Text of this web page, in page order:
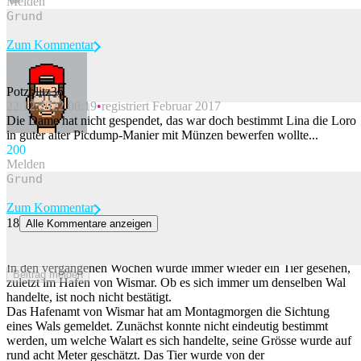
Beitrag melden
Zum Kommentar
Potzblitz36
22.12.2022 08:19 registriert Februar 2017
Die Dame hat nicht gespendet, das war doch bestimmt Lina die Loro
in guter alter Picdump-Manier mit Münzen bewerfen wollte...
200
Melden
Beitrag melden
Zum Kommentar
18 Alle Kommentare anzeigen
In den vergangenen Wochen wurde immer wieder ein Tier gesehen,
zuletzt im Hafen von Wismar. Ob es sich immer um denselben Wal
handelte, ist noch nicht bestätigt.
Das Hafenamt von Wismar hat am Montagmorgen die Sichtung
eines Wals gemeldet. Zunächst konnte nicht eindeutig bestimmt
werden, um welche Walart es sich handelte, seine Grösse wurde auf
rund acht Meter geschätzt. Das Tier wurde von der